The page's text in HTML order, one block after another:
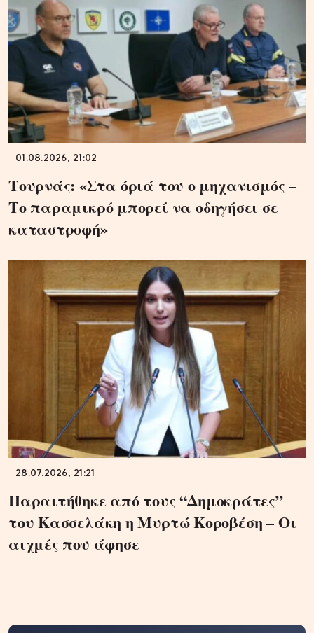
01.08.2026, 21:02
Τουρνάς: «Στα όριά του ο μηχανισμός –
Το παραμικρό μπορεί να οδηγήσει σε
καταστροφή»
28.07.2026, 21:21
Παραιτήθηκε από τους “Δημοκράτες”
του Κασσελάκη η Μυρτώ Κοροβέση – Οι
αιχμές που άφησε